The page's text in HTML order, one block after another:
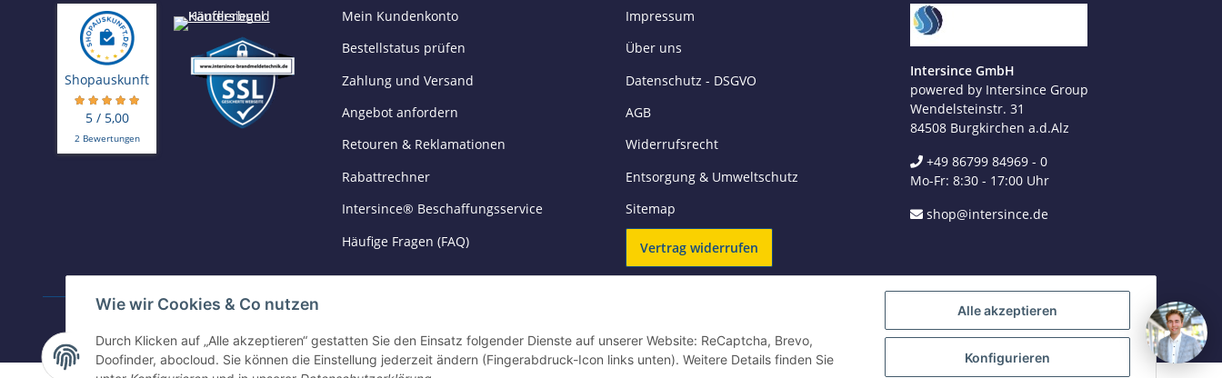
Jetzt anrufen
WhatsApp
+49 162 5669885
E-Mail schreiben
shop@intersince.de
Shopauskunft
5 / 5,00
2 Bewertungen
Mein Kundenkonto
Bestellstatus prüfen
Zahlung und Versand
Angebot anfordern
Retouren & Reklamationen
Rabattrechner
Intersince® Beschaffungsservice
Häufige Fragen (FAQ)
Impressum
Über uns
Datenschutz - DSGVO
AGB
Widerrufsrecht
Entsorgung & Umweltschutz
Sitemap
Vertrag widerrufen
Intersince GmbH
powered by Intersince Group
Wendelsteinstr. 31
84508 Burgkirchen a.d.Alz
+49 86799 84969 - 0
Mo-Fr: 8:30 - 17:00 Uhr
shop@intersince.de
Alle akzeptieren
Konfigurieren
Wie wir Cookies & Co nutzen
Durch Klicken auf „Alle akzeptieren“ gestatten Sie den Einsatz folgender Dienste auf unserer Website: ReCaptcha, Brevo,
Doofinder, abocloud. Sie können die Einstellung jederzeit ändern (Fingerabdruck-Icon links unten). Weitere Details finden Sie